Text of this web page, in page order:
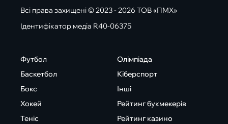
Всі права захищені © 2023 - 2026 ТОВ «ПМХ»
Ідентифікатор медіа R40-06375
Футбол
Баскетбол
Бокс
Хокей
Теніс
Олімпіада
Кіберспорт
Інші
Рейтинг букмекерів
Рейтинг казино